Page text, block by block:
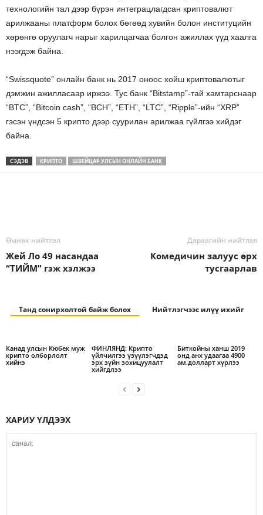
технологийн тал дээр бүрэн интеграцлагдсан криптовалют
арилжааны платформ болох бөгөөд хувийн болон институцийн
хөрөнгө оруулагч нарыг харилцагчаа болгон ажиллах үүд хаалга
нээгдэж байна.
“Swissquote” онлайн банк нь 2017 оноос хойш криптовалютыг
дэмжин ажилласаар иржээ. Тус банк “Bitstamp”-тай хамтарснаар
“BTC”, “Bitcoin cash”, “BCH”, “ETH”, “LTC”, “Ripple”-ийн “XRP”
гэсэн үндсэн 5 крипто дээр суурилан арилжаа гүйлгээ хийдэг
байна.
СЭДЭВ КРИПТО ШВЕЙЦАР УЛСЫН ОНЛАЙН БАНК
Өмнөх нийтлэл
Жей Ло 49 насандаа
“ТИЙМ” гэж хэлжээ
Дараагийн нийтлэл
Комедичин залуус өрх
тусгаарлав
Танд сонирхолтой байж болох Нийтлэгчээс илүү ихийг
Канад улсын Кюбек муж
крипто олборлолт
хийнэ
ФИНЛЯНД: Крипто
үйлчилгээ үзүүлэгчдэд
эрх зүйн зохицуулалт
хийгдлээ
Биткойны ханш 2019
онд анх удаагаа 4900
ам.долларт хүрлээ
ХАРИУ ҮЛДЭЭХ